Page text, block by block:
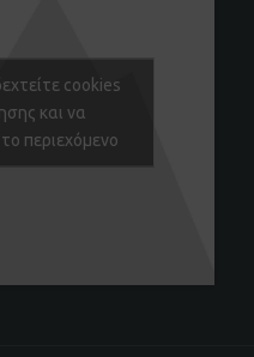
cookies
και να
περιεχόμενο